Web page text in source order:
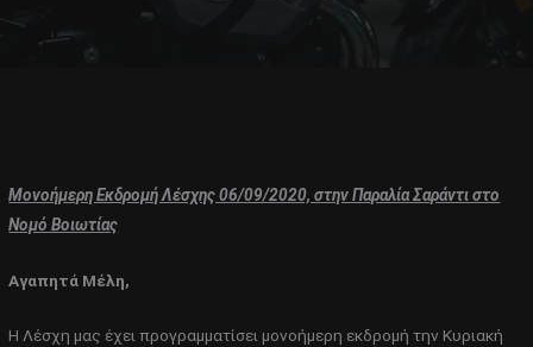
Μονοήμερη Εκδρομή Λέσχης 06/09/2020, στην Παραλία Σαράντι στο
Νομό Βοιωτίας
Αγαπητά Μέλη,
Η Λέσχη μας έχει προγραμματίσει μονοήμερη εκδρομή την Κυριακή